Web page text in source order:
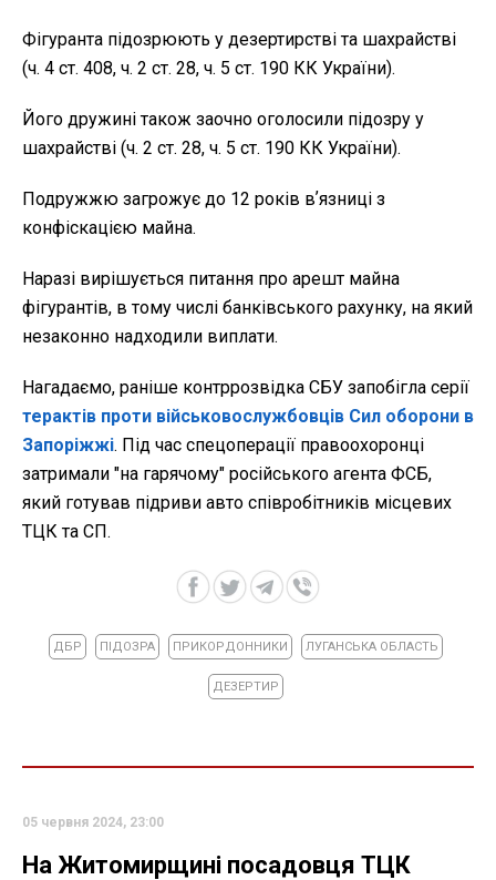
Фігуранта підозрюють у дезертирстві та шахрайстві
(ч. 4 ст. 408, ч. 2 ст. 28, ч. 5 ст. 190 КК України).
Його дружині також заочно оголосили підозру у
шахрайстві (ч. 2 ст. 28, ч. 5 ст. 190 КК України).
Подружжю загрожує до 12 років вʼязниці з
конфіскацією майна.
Наразі вирішується питання про арешт майна
фігурантів, в тому числі банківського рахунку, на який
незаконно надходили виплати.
Нагадаємо, раніше контррозвідка СБУ запобігла серії
терактів проти військовослужбовців Сил оборони в
Запоріжжі. Під час спецоперації правоохоронці
затримали "на гарячому" російського агента ФСБ,
який готував підриви авто співробітників місцевих
ТЦК та СП.
ДБР ПІДОЗРА ПРИКОРДОННИКИ ЛУГАНСЬКА ОБЛАСТЬ
ДЕЗЕРТИР
05 червня 2024, 23:00
На Житомирщині посадовця ТЦК